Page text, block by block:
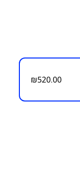
₪520.00